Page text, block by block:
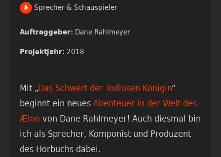
Sprecher & Schauspieler
Auftraggeber: Dane Rahlmeyer
Projektjahr: 2018
Mit „Das Schwert der Todlosen Königin“
beginnt ein neuesAbenteuer in der Welt des
Ælonvon Dane Rahlmeyer! Auch diesmal bin
ich als Sprecher, Komponist und Produzent
des Hörbuchs dabei.